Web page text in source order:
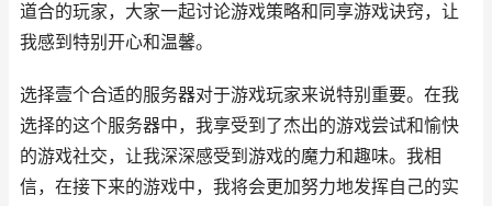
道合的玩家，大家一起讨论游戏策略和同享游戏诀窍，让
我感到特别开心和温馨。
选择壹个合适的服务器对于游戏玩家来说特别重要。在我
选择的这个服务器中，我享受到了杰出的游戏尝试和愉快
的游戏社交，让我深深感受到游戏的魔力和趣味。我相
信，在接下来的游戏中，我将会更加努力地发挥自己的实